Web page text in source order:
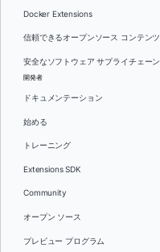
Docker Extensions
信頼できるオープンソース コンテンツ
安全なソフトウェア サプライチェーン
開発者
ドキュメンテーション
始める
トレーニング
Extensions SDK
Community
オープン ソース
プレビュー プログラム